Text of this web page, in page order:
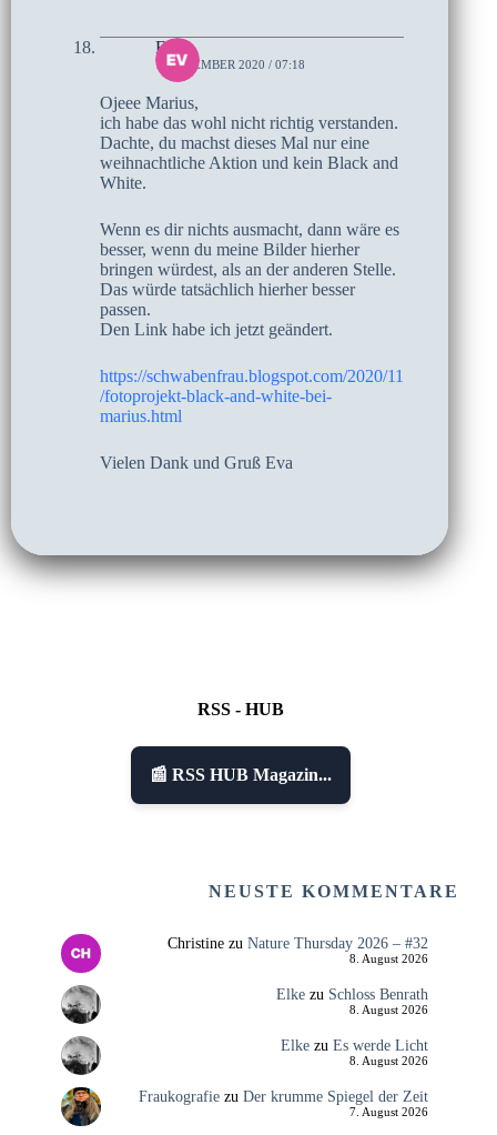
Eva
1. DEZEMBER 2020 / 07:18
Ojeee Marius,
ich habe das wohl nicht richtig verstanden.
Dachte, du machst dieses Mal nur eine
weihnachtliche Aktion und kein Black and
White.
Wenn es dir nichts ausmacht, dann wäre es
besser, wenn du meine Bilder hierher
bringen würdest, als an der anderen Stelle.
Das würde tatsächlich hierher besser
passen.
Den Link habe ich jetzt geändert.
https://schwabenfrau.blogspot.com/2020/11
/fotoprojekt-black-and-white-bei-
marius.html
Vielen Dank und Gruß Eva
RSS - HUB
📰 RSS HUB Magazin...
NEUSTE KOMMENTARE
Christinezu Nature Thursday 2026 – #32
8. August 2026
Elkezu Schloss Benrath
8. August 2026
Elkezu Es werde Licht
8. August 2026
Fraukografiezu Der krumme Spiegel der Zeit
7. August 2026